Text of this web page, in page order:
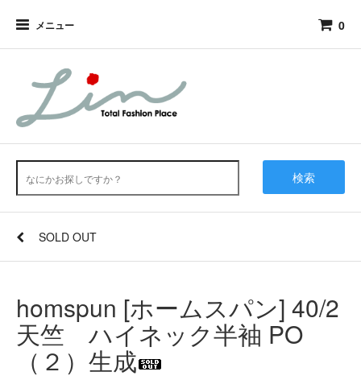
メニュー 0
検索
SOLD OUT
homspun [ホームスパン] 40/2
天竺 ハイネック半袖 PO
（２）生成